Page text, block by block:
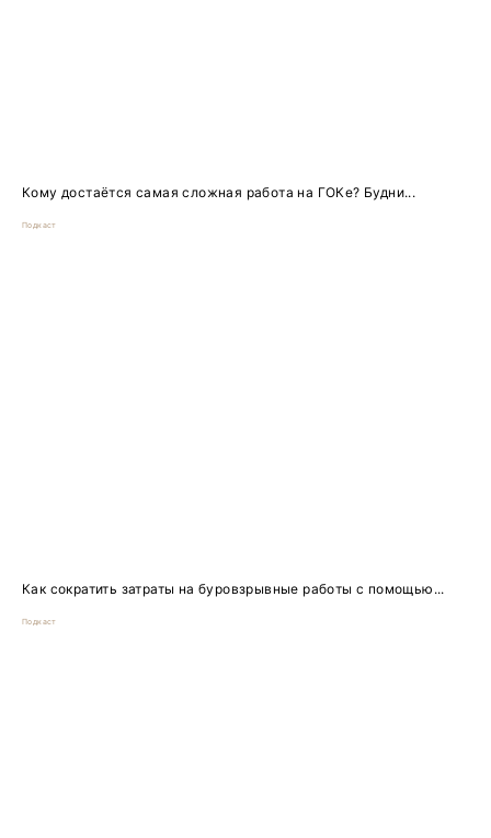
Кому достаётся самая сложная работа на ГОКе? Будни...
Подкаст
Как сократить затраты на буровзрывные работы с помощью...
Подкаст